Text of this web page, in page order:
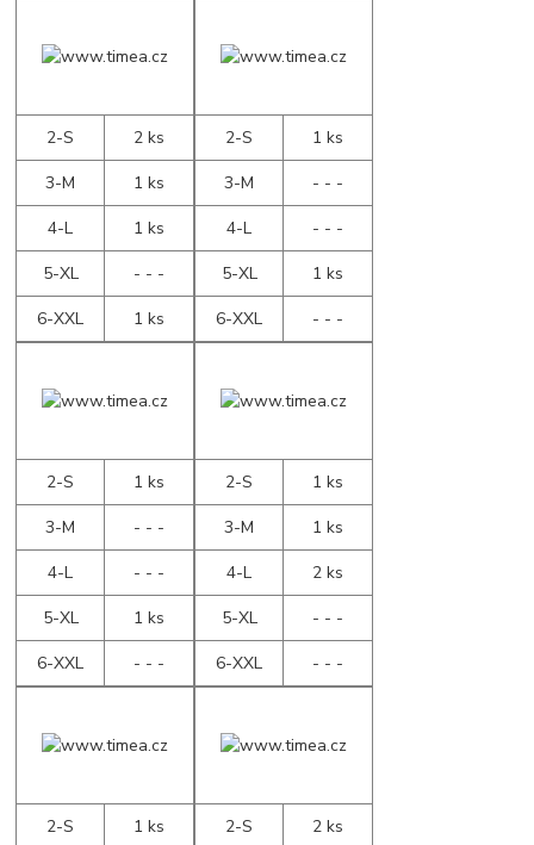
2-S
2 ks
3-M
1 ks
4-L
1 ks
5-XL
- - -
6-XXL
1 ks
2-S
1 ks
3-M
- - -
4-L
- - -
5-XL
1 ks
6-XXL
- - -
2-S
1 ks
3-M
- - -
4-L
- - -
5-XL
1 ks
6-XXL
- - -
2-S
1 ks
3-M
1 ks
4-L
2 ks
5-XL
- - -
6-XXL
- - -
2-S 1 ks 2-S 2 ks